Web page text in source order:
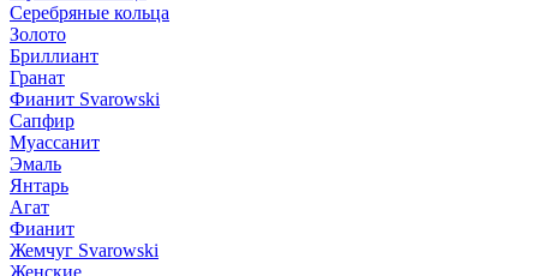
Серебряные кольца
Золото
Бриллиант
Гранат
Фианит Svarowski
Сапфир
Муассанит
Эмаль
Янтарь
Агат
Фианит
Жемчуг Svarowski
Женские